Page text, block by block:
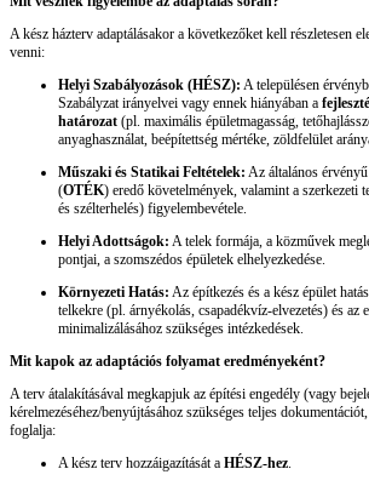
A kész házterv adaptálásakor a következőket kell részletesen
venni:
Helyi Szabályozások (HÉSZ): A településen
Szabályzat irányelvei vagy ennek hiányában a
határozat (pl. maximális épületmagasság,
anyaghasználat, beépítettség mértéke, zöldfelület
Műszaki és Statikai Feltételek: Az általános
(OTÉK) eredő követelmények, valamint a szerkezeti
és szélterhelés) figyelembevétele.
Helyi Adottságok: A telek formája, a közművek
pontjai, a szomszédos épületek elhelyezkedése.
Környezeti Hatás: Az építkezés és a kész épület
telkekre (pl. árnyékolás, csapadékvíz-elvezetés) és az
minimalizálásához szükséges intézkedések.
Mit kapok az adaptációs folyamat eredményeként?
A terv átalakításával megkapjuk az építési engedély (vagy
kérelmezéséhez/benyújtásához szükséges teljes
foglalja:
A kész terv hozzáigazítását a HÉSZ-hez.